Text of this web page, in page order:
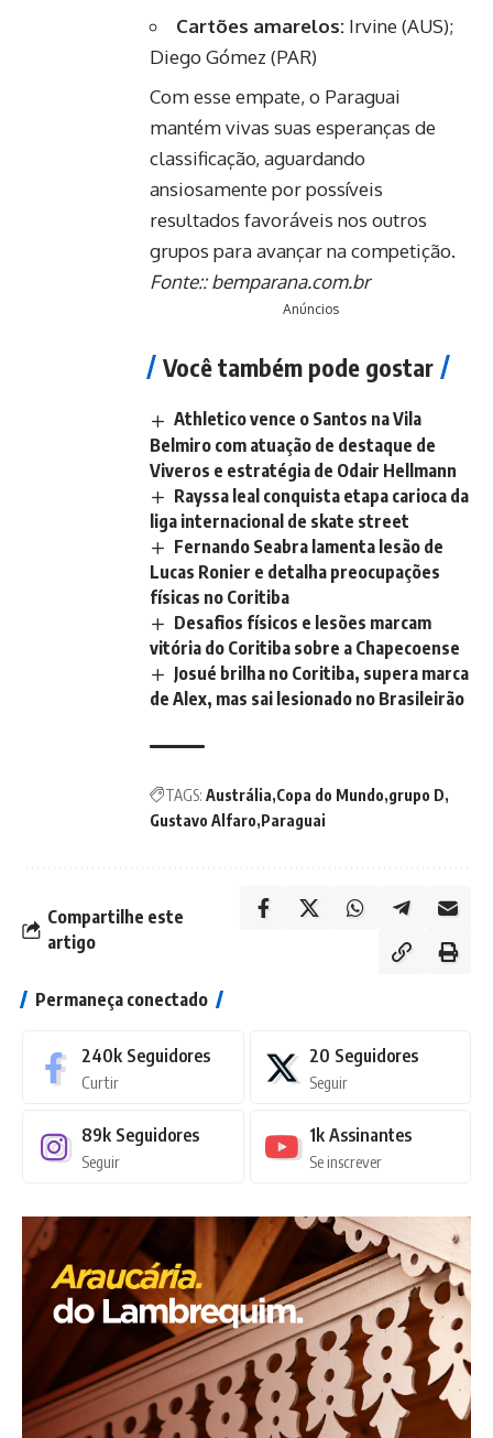
Cartões amarelos: Irvine (AUS);
Diego Gómez (PAR)
Com esse empate, o Paraguai
mantém vivas suas esperanças de
classificação, aguardando
ansiosamente por possíveis
resultados favoráveis nos outros
grupos para avançar na competição.
Fonte::bemparana.com.br
Anúncios
Você também pode gostar
Athletico vence o Santos na Vila
Belmiro com atuação de destaque de
Viveros e estratégia de Odair Hellmann
Rayssa leal conquista etapa carioca da
liga internacional de skate street
Fernando Seabra lamenta lesão de
Lucas Ronier e detalha preocupações
físicas no Coritiba
Desafios físicos e lesões marcam
vitória do Coritiba sobre a Chapecoense
Josué brilha no Coritiba, supera marca
de Alex, mas sai lesionado no Brasileirão
TAGS: Austrália Copa do Mundo grupo D
Gustavo Alfaro Paraguai
Compartilhe este
artigo
Permaneça conectado
240k Seguidores
Curtir
20 Seguidores
Seguir
89k Seguidores
Seguir
1k Assinantes
Se inscrever